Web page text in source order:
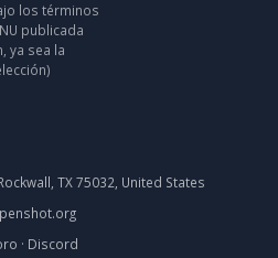
los términos
publicada
ya sea la
TX 75032, United States
· Discord